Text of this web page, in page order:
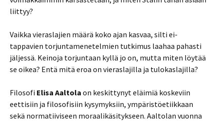
liittyy?
Vaikka vieraslajien määrä koko ajan kasvaa, silti ei-
tappavien torjuntamenetelmien tutkimus laahaa pahasti
jäljessä. Keinoja torjuntaan kyllä jo on, mutta miten löytää
se oikea? Entä mitä eroa on vieraslajilla ja tulokaslajilla?
Filosofi Elisa Aaltola on keskittynyt eläimiä koskeviin
eettisiin ja filosofisiin kysymyksiin, ympäristöetiikkaan
sekä normatiiviseen moraalikäsitykseen. Aaltolan vuonna